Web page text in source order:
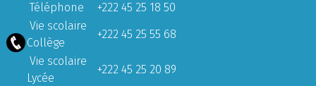
Téléphone
+222 45 25 18 50
Vie scolaire
Collège
+222 45 25 55 68
Vie scolaire
Lycée
+222 45 25 20 89